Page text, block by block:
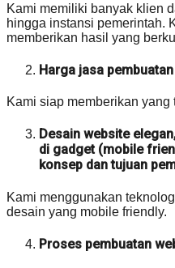
Kami memiliki banyak klien
hingga instansi pemerintah.
memberikan hasil yang
Harga jasa
Kami siap memberikan
Desain website
di gadget (mobile
konsep dan tujuan
Kami menggunakan
desain yang mobile friendly.
Proses pembuatan